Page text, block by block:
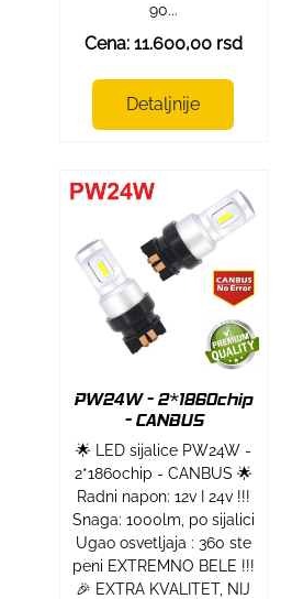
90...
Cena: 11.600,00 rsd
Detaljnije
PW24W - 2*1860chip
- CANBUS
🌟 LED sijalice PW24W -
2*1860chip - CANBUS 🌟
Radni napon: 12v I 24v !!!
Snaga: 1000lm, po sijalici
Ugao osvetljaja : 360 ste
peni EXTREMNO BELE !!!
🎉 EXTRA KVALITET, NIJ